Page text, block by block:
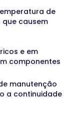
de
causem
e em
componentes
manutenção
a continuidade